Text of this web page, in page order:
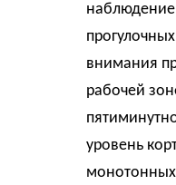
внимания
рабочей
уровень